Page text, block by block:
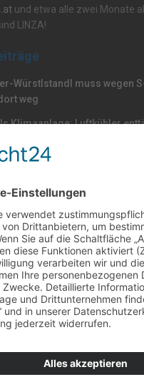
und etwa alle zwei Monate
LINZA!
Würstlstandl muss wegen
weg
Klimaanlage: Luftkühler
in Linz!
Linz
LINZAgschichten
Meinung
Politik
Sport